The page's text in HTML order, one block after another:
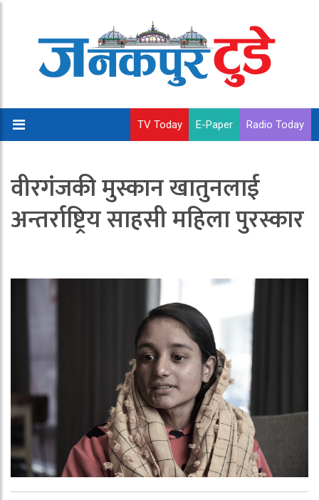
TV Today E-Paper Radio Today
वीरगंजकी मुस्कान खातुनलाई
अन्तर्राष्ट्रिय साहसी महिला पुरस्कार